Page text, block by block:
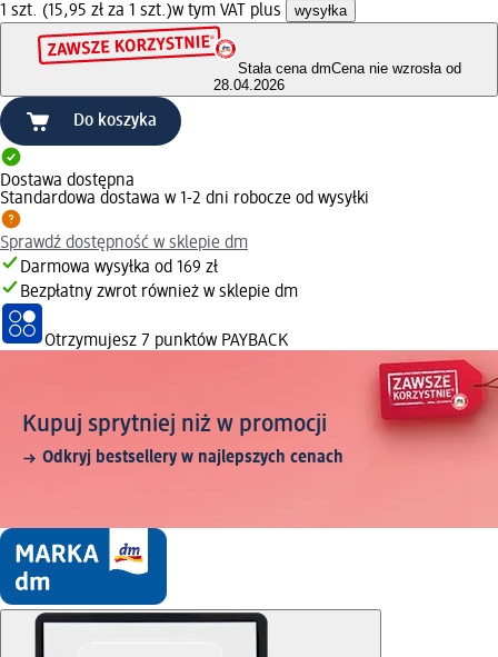
1 szt. (15,95 zł za 1 szt.)w tym VAT plus wysyłka
Stała cena dmCena nie wzrosła od
28.04.2026
Do koszyka
Dostawa dostępna
Standardowa dostawa w 1-2 dni robocze od wysyłki
Sprawdź dostępność w sklepie dm
Darmowa wysyłka od 169 zł
Bezpłatny zwrot również w sklepie dm
Otrzymujesz 7 punktów PAYBACK
Kupuj sprytniej niż w promocji
Odkryj bestsellery w najlepszych cenach